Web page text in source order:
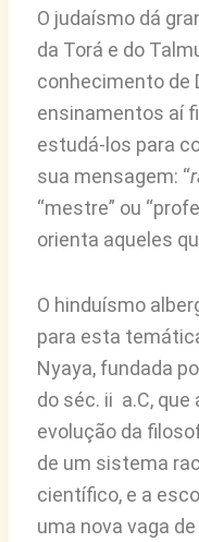
O judaísmo dá
da Torá e do
conhecimento de
ensinamentos aí
estudá-los para
sua mensagem: “
“mestre” ou
orienta aqueles
O hinduísmo
para esta
Nyaya, fundada
do séc. ii a.C,
evolução da
de um sistema
científico, e a
uma nova vaga